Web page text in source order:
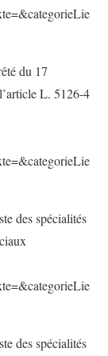
du 17
L. 5126-4
des spécialités
des spécialités